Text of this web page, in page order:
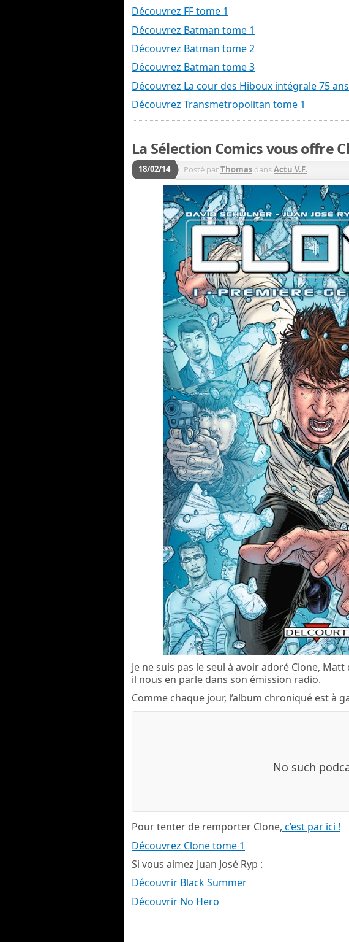
Découvrez FF tome 1
Découvrez Batman tome 1
Découvrez Batman tome 2
Découvrez Batman tome 3
Découvrez La cour des Hiboux intégrale 75
Découvrez Transmetropolitan tome 1
La Sélection Comics vous offre
18/02/14 Posté parThomas dansActu V.F.
Je ne suis pas le seul à avoir adoré Clone, Matt
il nous en parle dans son émission radio.
Comme chaque jour, l’album chroniqué est à
Pour tenter de remporter Clone, c’est par ici !
Découvrez Clone tome 1
Si vous aimez Juan José Ryp :
Découvrir Black Summer
Découvrir No Hero